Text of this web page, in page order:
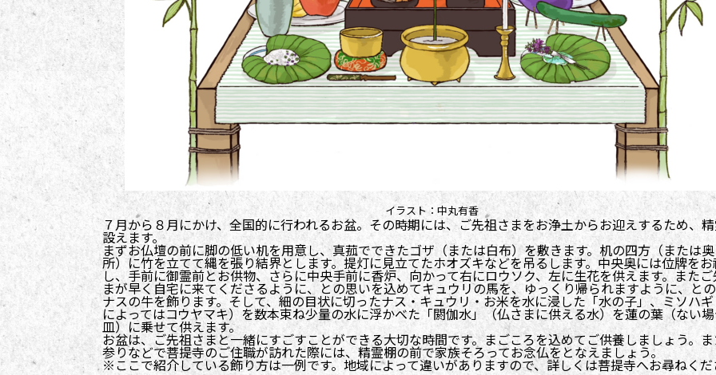
イラスト：中丸有香
７月から８月にかけ、全国的に行われるお盆。その時期には、ご先祖さまをお浄土からお迎えするため、
設えます。
まずお仏壇の前に脚の低い机を用意し、真菰でできたゴザ（または白布）を敷きます。机の四方（または
所）に竹を立てて縄を張り結界とします。提灯に見立てたホオズキなどを吊るします。中央奥には位牌を
し、手前に御霊前とお供物、さらに中央手前に香炉、向かって右にロウソク、左に生花を供えます。また
まが早く自宅に来てくださるように、との思いを込めてキュウリの馬を、ゆっくり帰られますように、と
ナスの牛を飾ります。そして、細の目状に切ったナス・キュウリ・お米を水に浸した「水の子」、ミソハ
によってはコウヤマキ）を数本束ね少量の水に浮かべた「閼伽水」（仏さまに供える水）を蓮の葉（ない
皿）に乗せて供えます。
お盆は、ご先祖さまと一緒にすごすことができる大切な時間です。まごころを込めてご供養しましょう。
参りなどで菩提寺のご住職が訪れた際には、精霊棚の前で家族そろってお念仏をとなえましょう。
※ここで紹介している飾り方は一例です。地域によって違いがありますので、詳しくは菩提寺へお尋ねく